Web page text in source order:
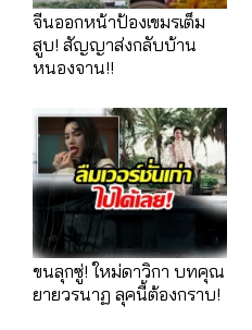
จีนออกหน้าป้องเขมรเต็ม
สูบ! สัญญาส่งกลับบ้าน
หนองจาน!!
ขนลุกซู่! ใหม่ดาวิกา บทคุณ
ยายวรนาฏ ลุคนี้ต้องกราบ!